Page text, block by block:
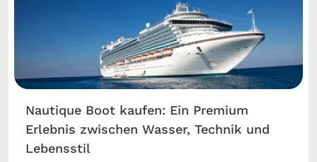
Nautique Boot kaufen: Ein Premium
Erlebnis zwischen Wasser, Technik und
Lebensstil